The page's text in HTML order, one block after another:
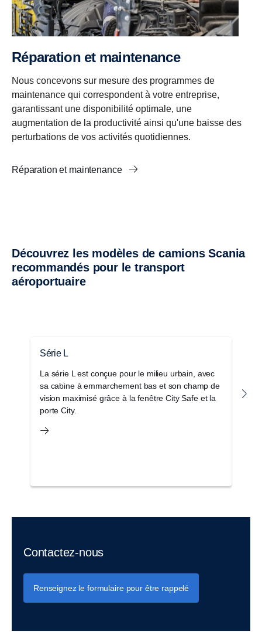
Réparation et maintenance
Nous concevons sur mesure des programmes de
maintenance qui correspondent à votre entreprise,
garantissant une disponibilité optimale, une
augmentation de la productivité ainsi qu'une baisse des
perturbations de vos activités quotidiennes.
Réparation et maintenance
Découvrez les modèles de camions Scania
recommandés pour le transport
aéroportuaire
Série L
La série L est conçue pour le milieu urbain, avec
sa cabine à emmarchement bas et son champ de
vision maximisé grâce à la fenêtre City Safe et la
porte City.
Contactez-nous
Renseignez le formulaire pour être rappelé